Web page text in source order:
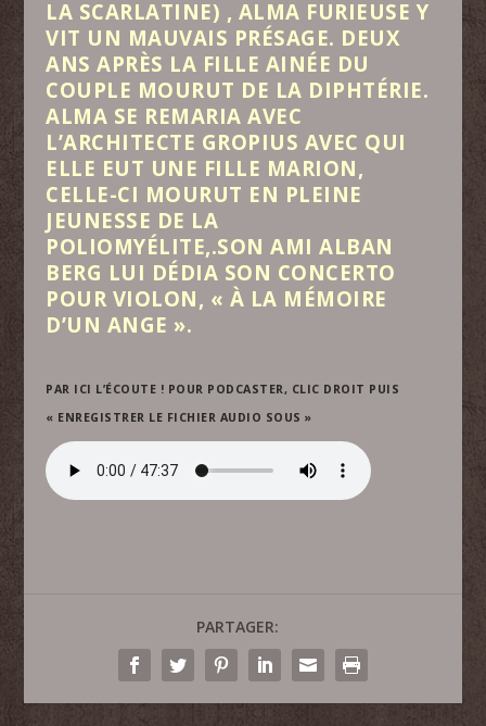
LA SCARLATINE) , ALMA FURIEUSE Y
VIT UN MAUVAIS PRÉSAGE. DEUX
ANS APRÈS LA FILLE AINÉE DU
COUPLE MOURUT DE LA DIPHTÉRIE.
ALMA SE REMARIA AVEC
L’ARCHITECTE GROPIUS AVEC QUI
ELLE EUT UNE FILLE MARION,
CELLE-CI MOURUT EN PLEINE
JEUNESSE DE LA
POLIOMYÉLITE,.SON AMI ALBAN
BERG LUI DÉDIA SON CONCERTO
POUR VIOLON, « À LA MÉMOIRE
D’UN ANGE ».
PAR ICI L’ÉCOUTE ! POUR PODCASTER, CLIC DROIT PUIS
« ENREGISTRER LE FICHIER AUDIO SOUS »
PARTAGER: